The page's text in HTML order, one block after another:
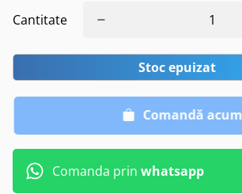
Cantitate
Stoc epuizat
Comandă acum
Comanda prin whatsapp